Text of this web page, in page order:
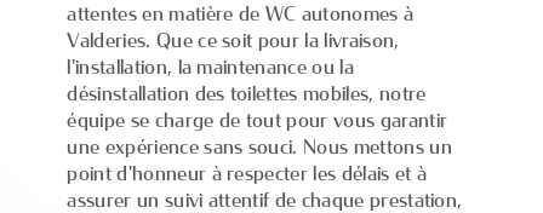
attentes en matière de WC autonomes à
Valderies. Que ce soit pour la livraison,
l'installation, la maintenance ou la
désinstallation des toilettes mobiles, notre
équipe se charge de tout pour vous garantir
une expérience sans souci. Nous mettons un
point d'honneur à respecter les délais et à
assurer un suivi attentif de chaque prestation,